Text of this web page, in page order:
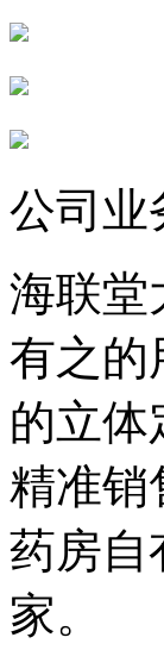
公司业
海联堂
有之的
的立体
精准销
药房自
家。